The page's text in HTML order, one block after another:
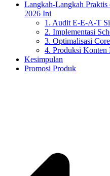
Langkah-Langkah
2026 Ini
1. Audit E-E-A-T
2. Implementasi
3. Optimalisasi
4. Produksi Konten
Kesimpulan
Promosi Produk